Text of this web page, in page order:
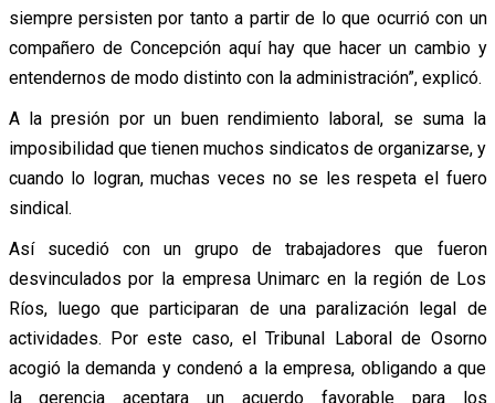
siempre persisten por tanto a partir de lo que ocurrió con un
compañero de Concepción aquí hay que hacer un cambio y
entendernos de modo distinto con la administración”, explicó.
A la presión por un buen rendimiento laboral, se suma la
imposibilidad que tienen muchos sindicatos de organizarse, y
cuando lo logran, muchas veces no se les respeta el fuero
sindical.
Así sucedió con un grupo de trabajadores que fueron
desvinculados por la empresa Unimarc en la región de Los
Ríos, luego que participaran de una paralización legal de
actividades. Por este caso, el Tribunal Laboral de Osorno
acogió la demanda y condenó a la empresa, obligando a que
la gerencia aceptara un acuerdo favorable para los